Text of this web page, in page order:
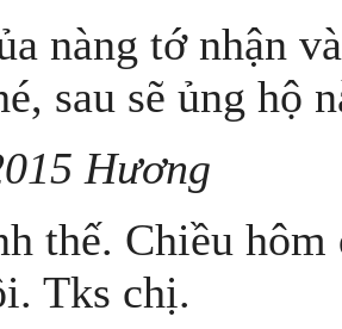
nàng tớ nhận
sau sẽ ủng hộ
Hương
thế. Chiều hôm
Tks chị.